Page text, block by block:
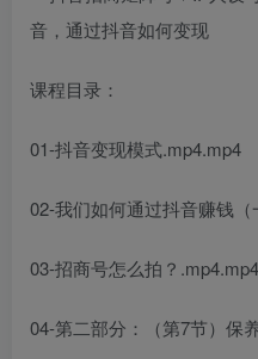
课程目录：
01-抖音变现模式.mp4.mp4
02-我们如何通过抖音赚钱
03-招商号怎么拍？.mp4.mp4
04-第二部分：（第7节）保